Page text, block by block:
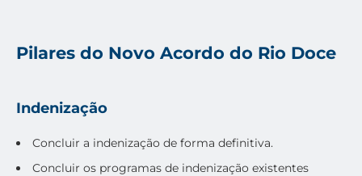
Pilares do Novo Acordo do Rio Doce
Indenização
Concluir a indenização de forma definitiva.
Concluir os programas de indenização existentes